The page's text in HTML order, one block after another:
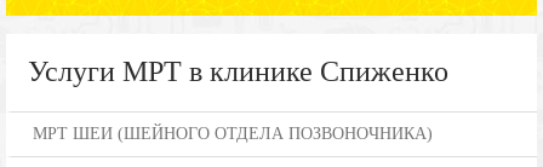
Услуги МРТ в клинике Спиженко
МРТ ШЕИ (ШЕЙНОГО ОТДЕЛА ПОЗВОНОЧНИКА)